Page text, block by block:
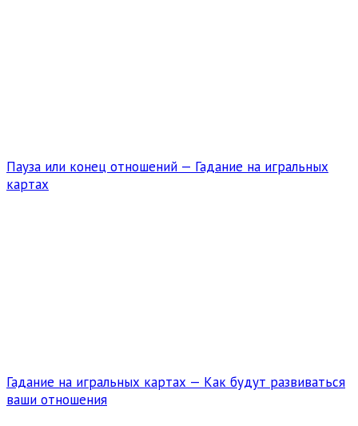
Пауза или конец отношений — Гадание на игральных
картах
Гадание на игральных картах — Как будут развиваться
ваши отношения